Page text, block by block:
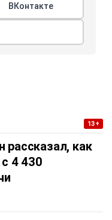
ВКонтакте
13+
рассказал, как
4 430